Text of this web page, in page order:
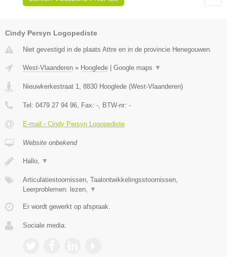
Cindy Persyn Logopediste
Niet gevestigd in de plaats Attre en in de provincie Henegouwen.
West-Vlaanderen » Hooglede Google maps ▼
Nieuwkerkestraat 1 8830 Hooglede (West-Vlaanderen)
Tel: 0479 27 94 96 , Fax: - , BTW-nr: -
E-mail › Cindy Persyn Logopediste
Website onbekend
Hallo, ▼
Articulatiestoornissen, Taalontwikkelingsstoornissen,
Leerproblemen: lezen,
▼
Er wordt gewerkt op afspraak.
Sociale media: